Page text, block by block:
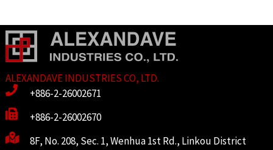
ALEXANDAVE INDUSTRIES CO, LTD.
+886-2-26002671
+886-2-26002670
8F, No. 208, Sec. 1, Wenhua 1st Rd., Linkou District